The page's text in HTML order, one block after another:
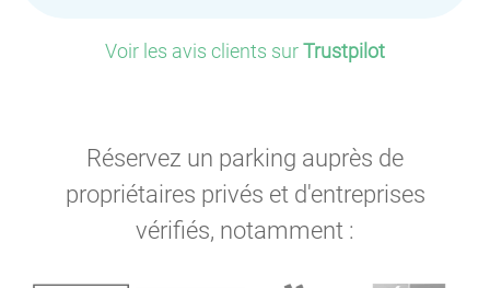
Voir les avis clients surTrustpilot
Réservez un parking auprès de
propriétaires privés et d'entreprises
vérifiés, notamment :